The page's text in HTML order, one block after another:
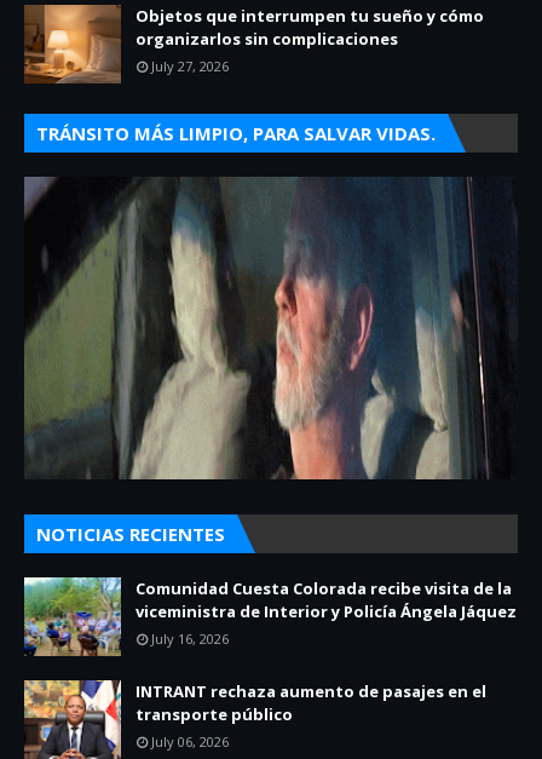
Objetos que interrumpen tu sueño y cómo
organizarlos sin complicaciones
July 27, 2026
TRÁNSITO MÁS LIMPIO, PARA SALVAR VIDAS.
NOTICIAS RECIENTES
Comunidad Cuesta Colorada recibe visita de la
viceministra de Interior y Policía Ángela Jáquez
July 16, 2026
INTRANT rechaza aumento de pasajes en el
transporte público
July 06, 2026